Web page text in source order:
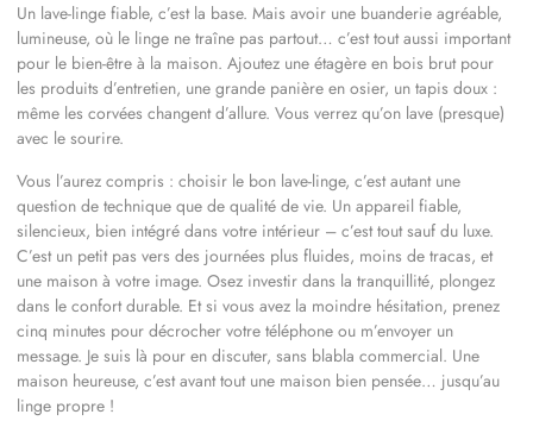
Un lave-linge fiable, c’est la base. Mais avoir une buanderie agréable,
lumineuse, où le linge ne traîne pas partout… c’est tout aussi important
pour le bien-être à la maison. Ajoutez une étagère en bois brut pour
les produits d’entretien, une grande panière en osier, un tapis doux :
même les corvées changent d’allure. Vous verrez qu’on lave (presque)
avec le sourire.
Vous l’aurez compris : choisir le bon lave-linge, c’est autant une
question de technique que de qualité de vie. Un appareil fiable,
silencieux, bien intégré dans votre intérieur – c’est tout sauf du luxe.
C’est un petit pas vers des journées plus fluides, moins de tracas, et
une maison à votre image. Osez investir dans la tranquillité, plongez
dans le confort durable. Et si vous avez la moindre hésitation, prenez
cinq minutes pour décrocher votre téléphone ou m’envoyer un
message. Je suis là pour en discuter, sans blabla commercial. Une
maison heureuse, c’est avant tout une maison bien pensée… jusqu’au
linge propre !